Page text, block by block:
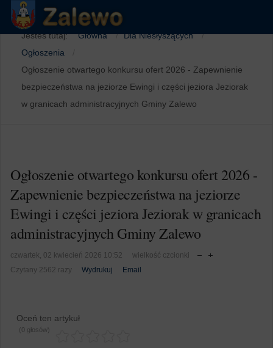
Jesteś tutaj: Główna
Dla Niesłyszących
Ogłoszenia
Ogłoszenie otwartego konkursu ofert 2026 - Zapewnienie
bezpieczeństwa na jeziorze Ewingi i części jeziora Jeziorak
w granicach administracyjnych Gminy Zalewo
Ogłoszenie otwartego konkursu ofert 2026 -
Zapewnienie bezpieczeństwa na jeziorze
Ewingi i części jeziora Jeziorak w granicach
administracyjnych Gminy Zalewo
czwartek, 02 kwiecień 2026 10:52
wielkość czcionki
Czytany 2562 razy
Wydrukuj Email
Oceń ten artykuł
(0 głosów)